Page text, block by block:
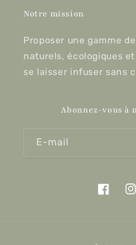
Notre mission
Proposer une gamme
naturels, écologiques
se laisser infuser sans
Abonnez-vous
E-mail
Facebook